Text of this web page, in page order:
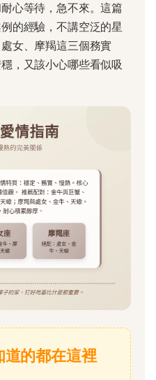
心等待，急不來。這篇
的經驗，不講空泛的星
女、摩羯這三個務實
，又該小心哪些看似吸
的都在這裡